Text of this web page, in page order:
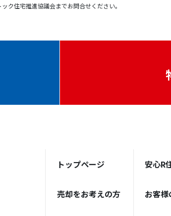
ク住宅推進協議会までお問合せください。
トップページ
売却をお考えの方
安心R
お客様